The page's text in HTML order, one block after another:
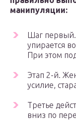
манипуляции:
Шаг
упирается
При этом
Этап 2-й.
усилие,
Третье
вниз по